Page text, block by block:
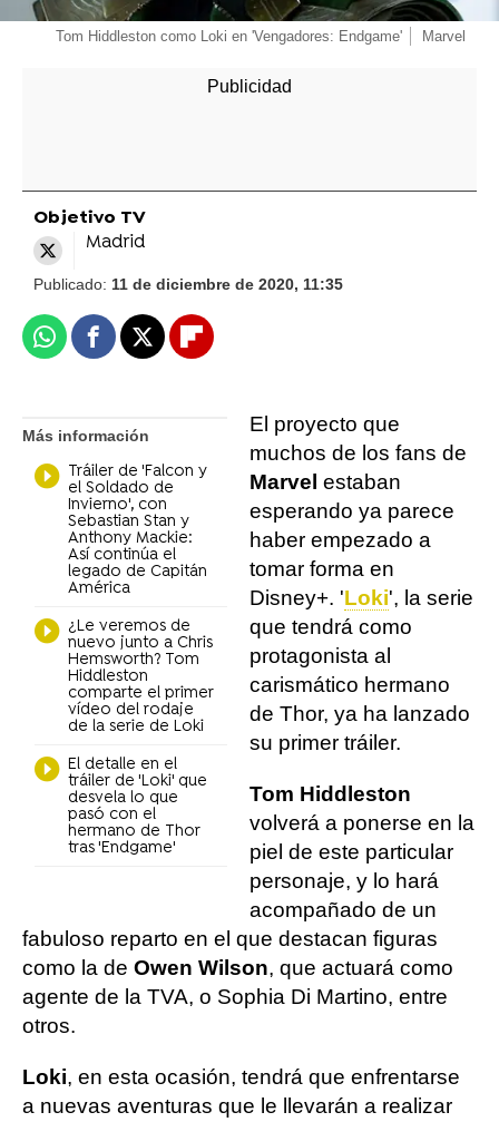
Tom Hiddleston como Loki en 'Vengadores: Endgame' Marvel
Objetivo TV
Madrid
Publicado: 11 de diciembre de 2020, 11:35
WhatsappFacebook
X Flipboard
Más información
Tráiler de 'Falcon y
el Soldado de
Invierno', con
Sebastian Stan y
Anthony Mackie:
Así continúa el
legado de Capitán
América
¿Le veremos de
nuevo junto a Chris
Hemsworth? Tom
Hiddleston
comparte el primer
vídeo del rodaje
de la serie de Loki
El detalle en el
tráiler de 'Loki' que
desvela lo que
pasó con el
hermano de Thor
tras 'Endgame'
El proyecto que
muchos de los fans de
Marvel estaban
esperando ya parece
haber empezado a
tomar forma en
Disney+. 'Loki', la serie
que tendrá como
protagonista al
carismático hermano
de Thor, ya ha lanzado
su primer tráiler.
Tom Hiddleston
volverá a ponerse en la
piel de este particular
personaje, y lo hará
acompañado de un
fabuloso reparto en el que destacan figuras
como la de Owen Wilson, que actuará como
agente de la TVA, o Sophia Di Martino, entre
otros.
Loki, en esta ocasión, tendrá que enfrentarse
a nuevas aventuras que le llevarán a realizar